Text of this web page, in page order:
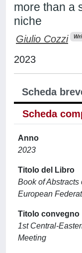
more than a
niche
Giulio Cozzi
2023
Scheda
Scheda
Anno
2023
Titolo del Libro
Book of
European
Titolo convegno
1st Central-
Meeting